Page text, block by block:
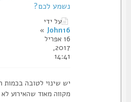
נשמע לכם?
על ידי
John16
»
16 אפריל
2017,
14:41
יש שינוי לטובה בכמות
מקווה מאוד שהאירוע לא